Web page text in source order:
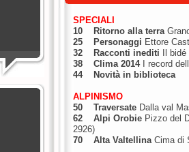
SPECIALI
10
Ritorno alla terra
25
Personaggi Ettore
32
Racconti inediti Il
38
Clima 2014I record
44 Novità in biblioteca
ALPINISMO
50
Traversate Dalla val
62
Alpi Orobie Pizzo del
2926)
70
Alta ValtellinaCima di